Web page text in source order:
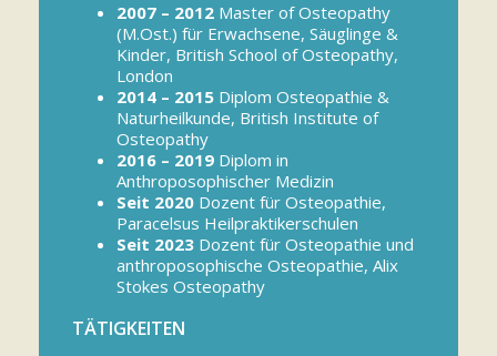
2007 – 2012 Master of Osteopathy
(M.Ost.) für Erwachsene, Säuglinge &
Kinder, British School of Osteopathy,
London
2014 – 2015 Diplom Osteopathie &
Naturheilkunde, British Institute of
Osteopathy
2016 – 2019 Diplom in
Anthroposophischer Medizin
Seit 2020 Dozent für Osteopathie,
Paracelsus Heilpraktikerschulen
Seit 2023 Dozent für Osteopathie und
anthroposophische Osteopathie, Alix
Stokes Osteopathy
TÄTIGKEITEN